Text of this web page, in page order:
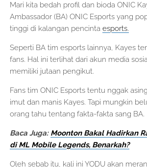
Mari kita bedah profil dan bioda ONIC
Ambassador (BA) ONIC Esports yang
tinggi di kalangan pencinta esports.
Seperti BA tim esports lainnya, Kayes
fans. Hal ini terlihat dari akun media
memiliki jutaan pengikut.
Fans tim ONIC Esports tentu nggak
imut dan manis Kayes. Tapi mungkin
orang tahu tentang fakta-fakta sang BA.
Baca Juga: Moonton Bakal Hadirkan
di ML Mobile Legends, Benarkah?
Oleh sebab itu, kali ini YODU akan